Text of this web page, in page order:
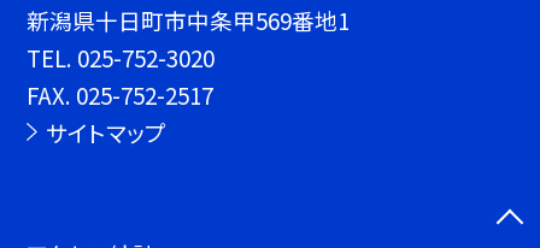
新潟県十日町市中条甲569番地1
TEL. 025-752-3020
FAX. 025-752-2517
サイトマップ